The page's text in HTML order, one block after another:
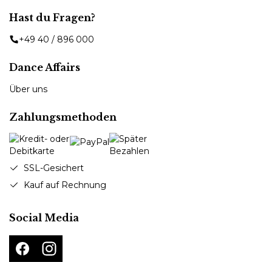
Hast du Fragen?
+49 40 / 896 000
Dance Affairs
Über uns
Zahlungsmethoden
SSL-Gesichert
Kauf auf Rechnung
Social Media